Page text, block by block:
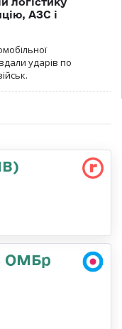
АЗС і
ударів по
ОМБр